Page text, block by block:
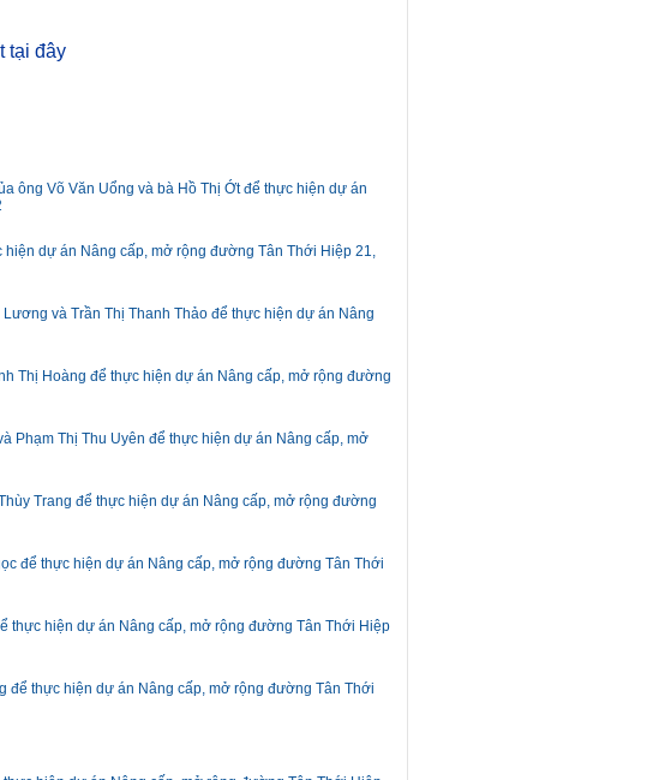
tại đây
ông Võ Văn Uổng và bà Hồ Thị Ớt để thực hiện dự án
dự án Nâng cấp, mở rộng đường Tân Thới Hiệp 21,
và Trần Thị Thanh Thảo để thực hiện dự án Nâng
Thị Hoàng để thực hiện dự án Nâng cấp, mở rộng đường
Phạm Thị Thu Uyên để thực hiện dự án Nâng cấp, mở
Trang để thực hiện dự án Nâng cấp, mở rộng đường
để thực hiện dự án Nâng cấp, mở rộng đường Tân Thới
thực hiện dự án Nâng cấp, mở rộng đường Tân Thới Hiệp
để thực hiện dự án Nâng cấp, mở rộng đường Tân Thới